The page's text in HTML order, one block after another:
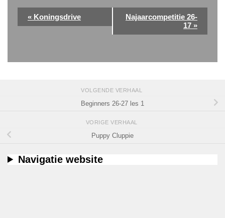
v
e
i
« Koningsdrive
Najaarcompetitie 26-
17 »
VOLGENDE VERHAAL
Beginners 26-27 les 1
VORIGE VERHAAL
Puppy Cluppie
Navigatie website